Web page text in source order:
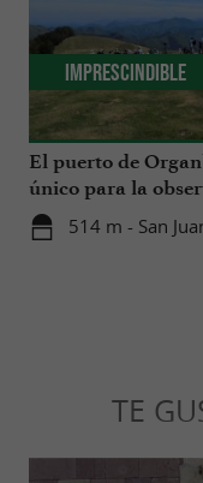
El puerto de
único para la
País Vasco
514 m - San
Imprescindible
TE